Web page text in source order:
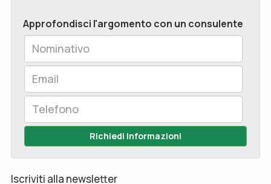
Approfondisci l'argomento con un consulente
Richiedi Informazioni
Iscriviti alla newsletter